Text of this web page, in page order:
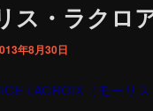
ス・ラクロ
年8月30日
LACROIX（モーリ